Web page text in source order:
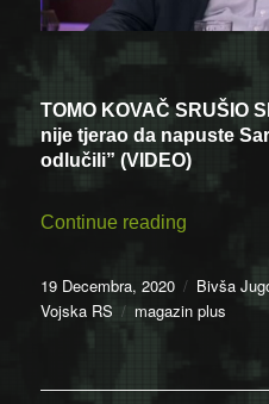
TOMO KOVAČ SRUŠIO
nije tjerao da napuste
odlučili” (VIDEO)
Continue reading
Posted
on
19 Decembra, 2020 Categories
Bivša
Vojska RS
Tags
magazin plus